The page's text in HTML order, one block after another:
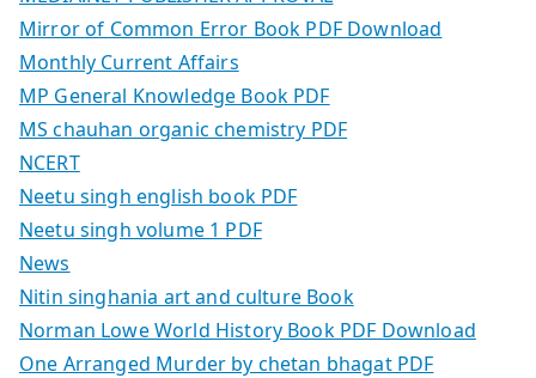
Mirror of Common Error Book PDF Download
Monthly Current Affairs
MP General Knowledge Book PDF
MS chauhan organic chemistry PDF
NCERT
Neetu singh english book PDF
Neetu singh volume 1 PDF
News
Nitin singhania art and culture Book
Norman Lowe World History Book PDF Download
One Arranged Murder by chetan bhagat PDF